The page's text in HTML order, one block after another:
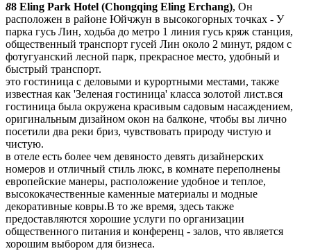
88 Eling Park Hotel (Chongqing Eling Erchang), Он
расположен в районе Юйчжун в высокогорных точках - У
парка гусь Лин, ходьба до метро 1 линия гусь кряж станция,
общественный транспорт гусей Лин около 2 минут, рядом с
фотугуанский лесной парк, прекрасное место, удобный и
быстрый транспорт.
это гостиница с деловыми и курортными местами, также
известная как 'Зеленая гостиница' класса золотой лист.вся
гостиница была окружена красивым садовым насаждением,
оригинальным дизайном окон на балконе, чтобы вы лично
посетили два реки бриз, чувствовать природу чистую и
чистую.
в отеле есть более чем девяносто девять дизайнерских
номеров и отличный стиль люкс, в комнате переполнены
европейские манеры, расположение удобное и теплое,
высококачественные каменные материалы и модные
декоративные ковры.В то же время, здесь также
предоставляются хорошие услуги по организации
общественного питания и конференц - залов, что является
хорошим выбором для бизнеса.